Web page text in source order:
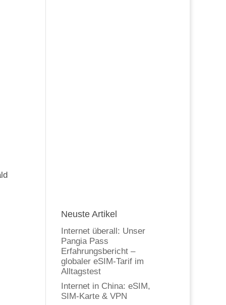
Neuste Artikel
Internet überall: Unser
Pangia Pass
Erfahrungsbericht –
globaler eSIM-Tarif im
Alltagstest
Internet in China: eSIM,
SIM-Karte & VPN